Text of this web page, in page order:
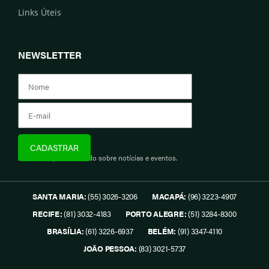
Links Úteis
NEWSLETTER
Assine e fique informado sobre notícias e eventos.
SANTA MARIA:(55) 3026-3206 MACAPÁ: (96) 3223-4907
RECIFE:(81) 3032-4183 PORTO ALEGRE:(51) 3284-8300
BRASÍLIA:(61) 3226-6937 BELÉM: (91) 3347-4110
JOÃO PESSOA: (83) 3021-5737